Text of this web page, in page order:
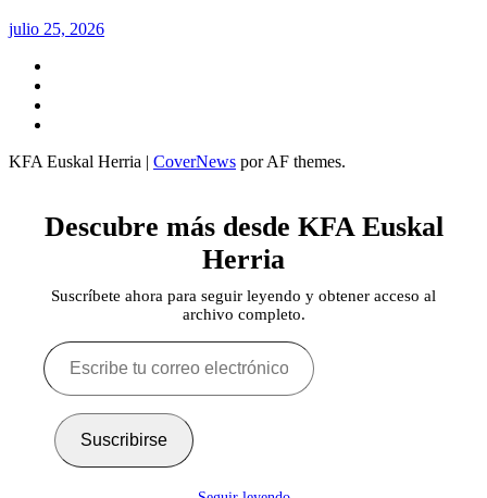
julio 25, 2026
KFA Euskal Herria | CoverNews por AF themes.
Descubre más desde KFA Euskal
Herria
Suscríbete ahora para seguir leyendo y obtener acceso al
archivo completo.
Escribe
tu
correo
Suscribirse